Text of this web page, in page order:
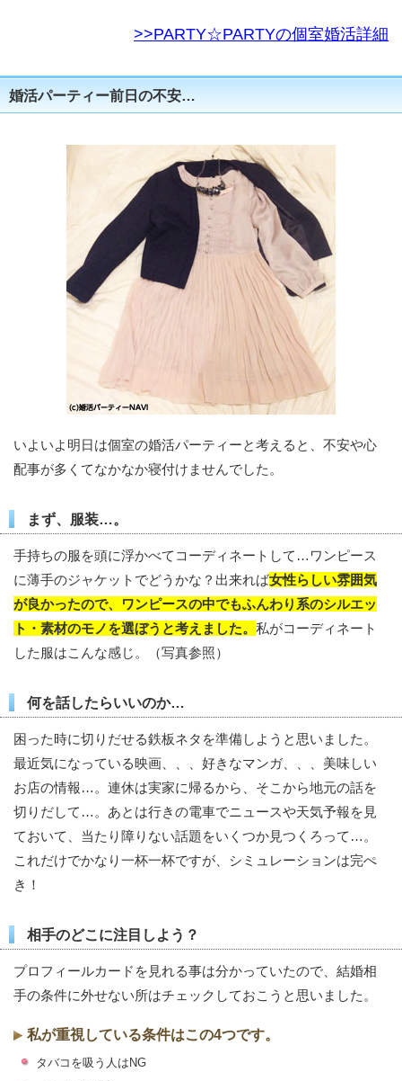
>>PARTY☆PARTYの個室婚活詳細
婚活パーティー前日の不安…
いよいよ明日は個室の婚活パーティーと考えると、不安や心
配事が多くてなかなか寝付けませんでした。
まず、服装…。
手持ちの服を頭に浮かべてコーディネートして…ワンピース
に薄手のジャケットでどうかな？出来れば女性らしい雰囲気
が良かったので、ワンピースの中でもふんわり系のシルエッ
ト・素材のモノを選ぼうと考えました。 私がコーディネート
した服はこんな感じ。（写真参照）
何を話したらいいのか…
困った時に切りだせる鉄板ネタを準備しようと思いました。
最近気になっている映画、、、好きなマンガ、、、美味しい
お店の情報…。連休は実家に帰るから、そこから地元の話を
切りだして…。あとは行きの電車でニュースや天気予報を見
ておいて、当たり障りない話題をいくつか見つくろって…。
これだけでかなり一杯一杯ですが、シミュレーションは完ぺ
き！
相手のどこに注目しよう？
プロフィールカードを見れる事は分かっていたので、結婚相
手の条件に外せない所はチェックしておこうと思いました。
私が重視している条件はこの4つです。
タバコを吸う人はNG